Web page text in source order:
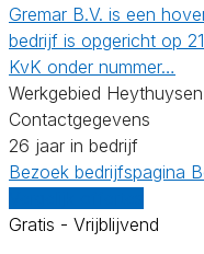
Gremar B.V. is een
bedrijf is opgericht op
KvK onder nummer…
Werkgebied Heythuysen
Contactgegevens
26 jaar in bedrijf
Bezoek bedrijfspagina
Gratis - Vrijblijvend